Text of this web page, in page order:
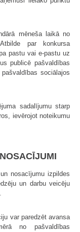
mēneša laikā no
par konkursa
pastu vai e-pastu uz
publicē pašvaldības
sociālajos
sadalījumu starp
ievērojot noteikumu
nosacījumu izpildes
un darbu veicēju
var paredzēt avansa
no pašvaldības